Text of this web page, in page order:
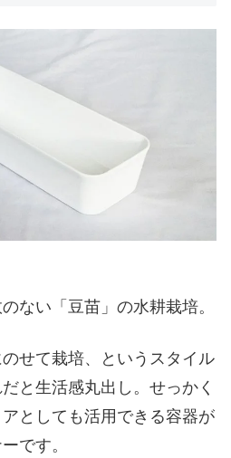
ない「豆苗」の水耕栽培。
せて栽培、というスタイル
と生活感丸出し。せっかく
としても活用できる容器が
です。